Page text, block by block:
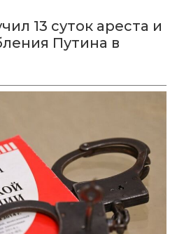
13 суток ареста и
Путина в